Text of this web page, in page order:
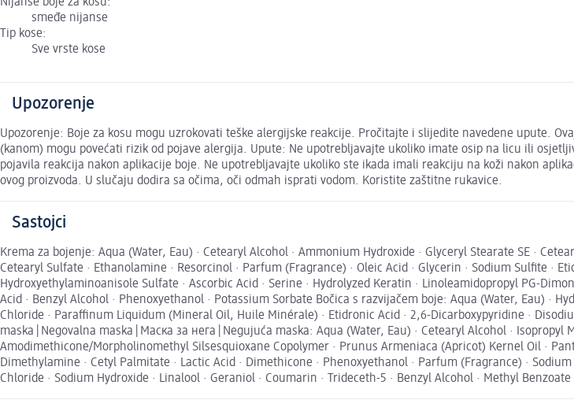
Nijanse boje za kosu:
smeđe nijanse
Tip kose:
Sve vrste kose
Upozorenje
Upozorenje: Boje za kosu mogu uzrokovati teške alergijske reakcije. Pročitajte i slijedite navedene upute.
(kanom) mogu povećati rizik od pojave alergija. Upute: Ne upotrebljavajte ukoliko imate osip na licu ili
pojavila reakcija nakon aplikacije boje. Ne upotrebljavajte ukoliko ste ikada imali reakciju na koži nakon
ovog proizvoda. U slučaju dodira sa očima, oči odmah isprati vodom. Koristite zaštitne rukavice.
Sastojci
Krema za bojenje: Aqua (Water, Eau) · Cetearyl Alcohol · Ammonium Hydroxide · Glyceryl Stearate SE ·
Cetearyl Sulfate · Ethanolamine · Resorcinol · Parfum (Fragrance) · Oleic Acid · Glycerin · Sodium Sulfite ·
Hydroxyethylaminoanisole Sulfate · Ascorbic Acid · Serine · Hydrolyzed Keratin · Linoleamidopropyl PG-
Acid · Benzyl Alcohol · Phenoxyethanol · Potassium Sorbate Bočica s razvijačem boje: Aqua (Water, Eau) ·
Chloride · Paraffinum Liquidum (Mineral Oil, Huile Minérale) · Etidronic Acid · 2,6-Dicarboxypyridine ·
maska | Negovalna maska | Маска за нега | Negujuća maska: Aqua (Water, Eau) · Cetearyl Alcohol ·
Amodimethicone/Morpholinomethyl Silsesquioxane Copolymer · Prunus Armeniaca (Apricot) Kernel Oil ·
Dimethylamine · Cetyl Palmitate · Lactic Acid · Dimethicone · Phenoxyethanol · Parfum (Fragrance) ·
Chloride · Sodium Hydroxide · Linalool · Geraniol · Coumarin · Trideceth-5 · Benzyl Alcohol · Methyl